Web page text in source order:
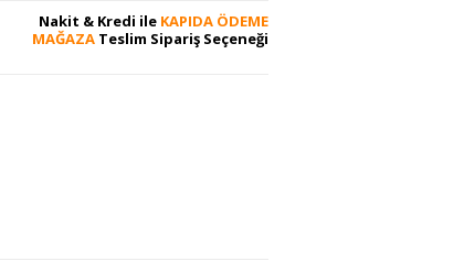
Nakit & Kredi ile KAPIDA ÖDEME
MAĞAZA Teslim Sipariş Seçeneği